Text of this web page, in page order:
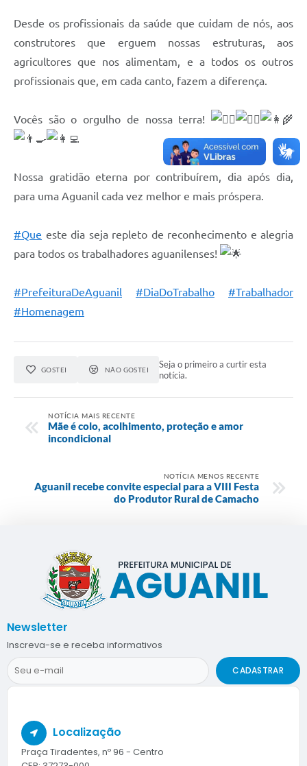
Desde os profissionais da saúde que cuidam de nós, aos
construtores que erguem nossas estruturas, aos
agricultores que nos alimentam, e a todos os outros
profissionais que, em cada canto, fazem a diferença.
Vocês são o orgulho de nossa terra!
Nossa gratidão eterna por contribuírem, dia após dia,
para uma Aguanil cada vez melhor e mais próspera.
#Que este dia seja repleto de reconhecimento e alegria
para todos os trabalhadores aguanilenses!
#PrefeituraDeAguanil #DiaDoTrabalho
#Trabalhador
#Homenagem
GOSTEI NÃO GOSTEI
Seja o primeiro a curtir esta
notícia.
NOTÍCIA MAIS RECENTE
Mãe é colo, acolhimento, proteção e amor
incondicional
NOTÍCIA MENOS RECENTE
Aguanil recebe convite especial para a VIII Festa
do Produtor Rural de Camacho
Localização
Praça Tiradentes, nº 96 - Centro
Newsletter
Inscreva-se e receba informativos
CADASTRAR